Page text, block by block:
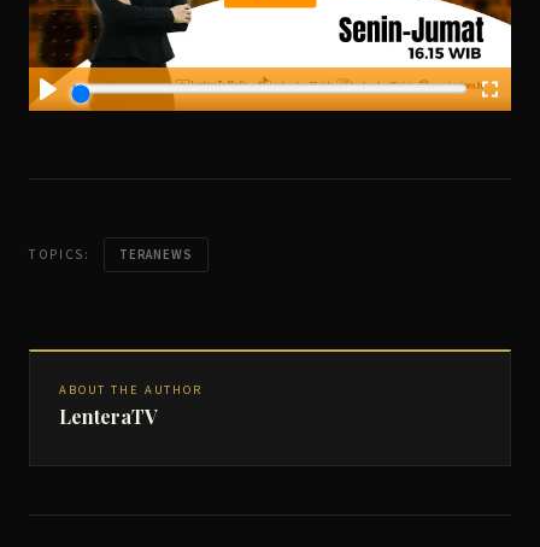
TOPICS: TERANEWS
ABOUT THE AUTHOR
LenteraTV